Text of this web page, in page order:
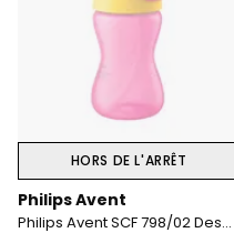
HORS DE L'ARRÊT
Philips Avent
Philips Avent SCF 798/02 Desenli Pipetli Bardak 300 ml Kız